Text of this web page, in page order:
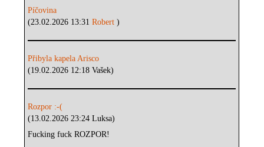
Píčovina
(23.02.2026 13:31Robert)
Přibyla kapela Arisco
(19.02.2026 12:18 Vašek)
Rozpor :-(
(13.02.2026 23:24 Luksa)
Fucking fuck ROZPOR!